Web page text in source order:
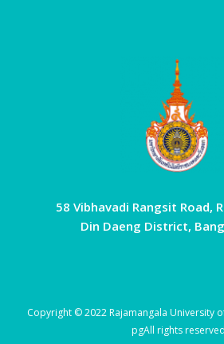
58 Vibhavadi Rangsit Road,
Din Daeng District,
Copyright © 2022 Rajamangala University
pgAll rights reserved